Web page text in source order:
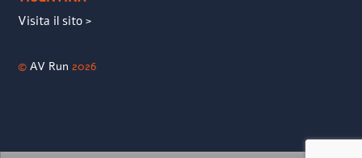
Visita il sito >
©AV Run 2026